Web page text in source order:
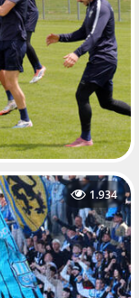
1.934